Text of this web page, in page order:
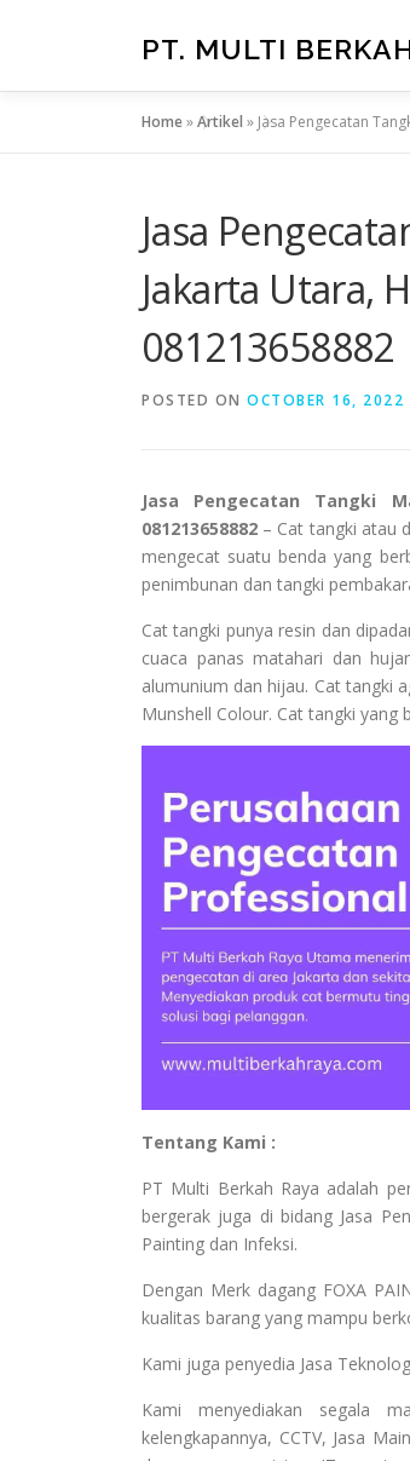
PT. MULTI
Home»Artikel » Jasa Pengecatan
Jasa
Jakarta Utara,
081213658882
POSTED ON OCTOBER 16, 2022
Jasa Pengecatan Tangki
081213658882 – Cat tangki atau
mengecat suatu benda yang
penimbunan dan tangki
Cat tangki punya resin dan
cuaca panas matahari dan
alumunium dan hijau. Cat tangki
Munshell Colour. Cat tangki yang
Tentang Kami :
PT Multi Berkah Raya adalah
bergerak juga di bidang Jasa
Painting dan Infeksi.
Dengan Merk dagang FOXA
kualitas barang yang mampu
Kami juga penyedia Jasa
Kami menyediakan segala
kelengkapannya, CCTV, Jasa